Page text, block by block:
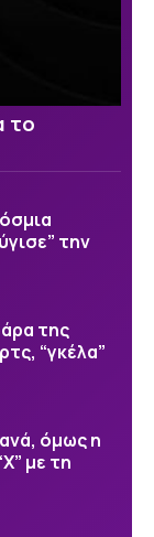
το
την
της
“γκέλα”
όμως η
με τη